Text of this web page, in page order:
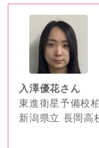
no
image
入澤優花さん
東進衛星予備校
新潟県立 長岡高